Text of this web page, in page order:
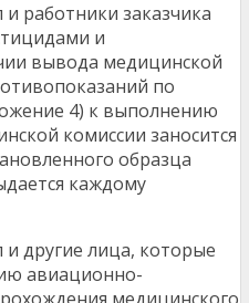
работники заказчика
и
вывода медицинской
по
4) к выполнению
комиссии заносится
образца
каждому
другие лица, которые
авиационно-